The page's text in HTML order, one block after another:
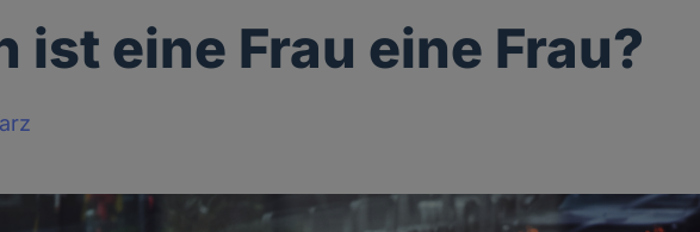
ist eine Frau eine Frau?